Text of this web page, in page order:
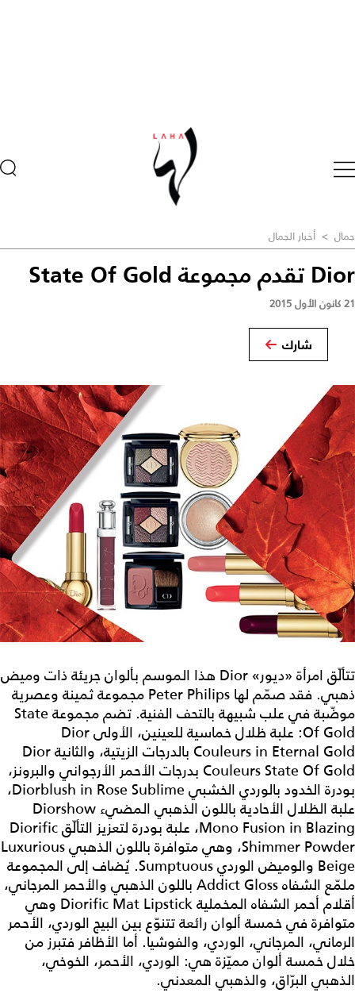
جمال > أخبار الجمال
Dior تقدم مجموعة State Of Gold
21 كانون الأول 2015
شارك
تتألّق امرأة «ديور» Dior هذا الموسم بألوان جريئة ذات وميض
ذهبي. فقد صمّم لها Peter Philips مجموعة ثمينة وعصرية
موضّبة في علب شبيهة بالتحف الفنية. تضم مجموعة State
Of Gold: علبة ظلال خماسية للعينين، الأولى Dior
Couleurs in Eternal Gold بالدرجات الزيتية، والثانية Dior
Couleurs State Of Gold بدرجات الأحمر الأرجواني والبرونز،
بودرة الخدود بالوردي الخشبي Diorblush in Rose Sublime،
علبة الظلال الأحادية باللون الذهبي المضيء Diorshow
Mono Fusion in Blazing، علبة بودرة لتعزيز التألّق Diorific
Shimmer Powder، وهي متوافرة باللون الذهبي Luxurious
Beige والوميض الوردي Sumptuous. يُضاف إلى المجموعة
ملمّع الشفاه Addict Gloss باللون الذهبي والأحمر المرجاني،
أقلام أحمر الشفاه المخملية Diorific Mat Lipstick وهي
متوافرة في خمسة ألوان رائعة تتنوّع بين البيج الوردي، الأحمر
الرماني، المرجاني، الوردي، والفوشيا. أما الأظافر فتبرز من
خلال خمسة ألوان مميّزة هي: الوردي، الأحمر، الخوخي،
الذهبي البرّاق، والذهبي المعدني.